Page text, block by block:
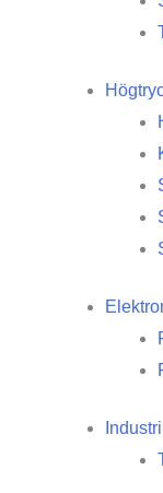
Industri